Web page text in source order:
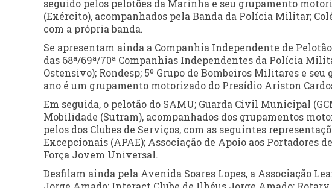
seguido pelos pelotões da Marinha e seu grupamento
(Exército), acompanhados pela Banda da Polícia Militar;
com a própria banda.
Se apresentam ainda a Companhia Independente de
das 68ª/69ª/70ª Companhias Independentes da Polícia
Ostensivo); Rondesp; 5º Grupo de Bombeiros Militares e
ano é um grupamento motorizado do Presídio Ariston
Em seguida, o pelotão do SAMU; Guarda Civil Municipal
Mobilidade (Sutram), acompanhados dos grupamentos
pelos dos Clubes de Serviços, com as seguintes
Excepcionais (APAE); Associação de Apoio aos Portadores
Força Jovem Universal.
Desfilam ainda pela Avenida Soares Lopes, a Associação